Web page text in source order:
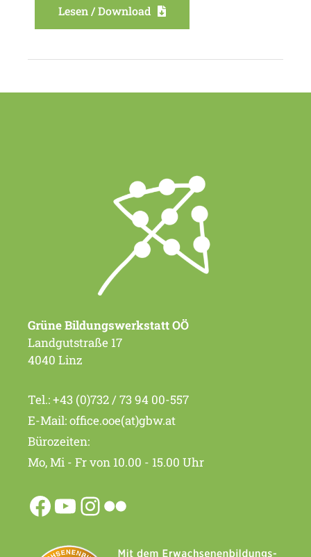
Lesen / Download
Grüne Bildungswerkstatt OÖ
Landgutstraße 17
4040 Linz
Tel.:+43 (0)732 / 73 94 00-557
E-Mail:office.ooe(at)gbw.at
Bürozeiten:
Mo, Mi - Fr von 10.00 - 15.00 Uhr